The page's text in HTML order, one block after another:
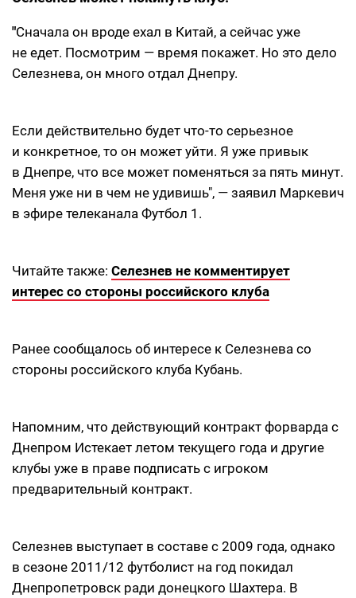
"Сначала он вроде ехал в Китай, а сейчас уже
не едет. Посмотрим — время покажет. Но это дело
Селезнева, он много отдал Днепру.
Если действительно будет что-то серьезное
и конкретное, то он может уйти. Я уже привык
в Днепре, что все может поменяться за пять минут.
Меня уже ни в чем не удивишь", — заявил Маркевич
в эфире телеканала Футбол 1.
Читайте также: Селезнев не комментирует
интерес со стороны российского клуба
Ранее сообщалось об интересе к Селезнева со
стороны российского клуба Кубань.
Напомним, что действующий контракт форварда с
Днепром Истекает летом текущего года и другие
клубы уже в праве подписать с игроком
предварительный контракт.
Селезнев выступает в составе с 2009 года, однако
в сезоне 2011/12 футболист на год покидал
Днепропетровск ради донецкого Шахтера. В